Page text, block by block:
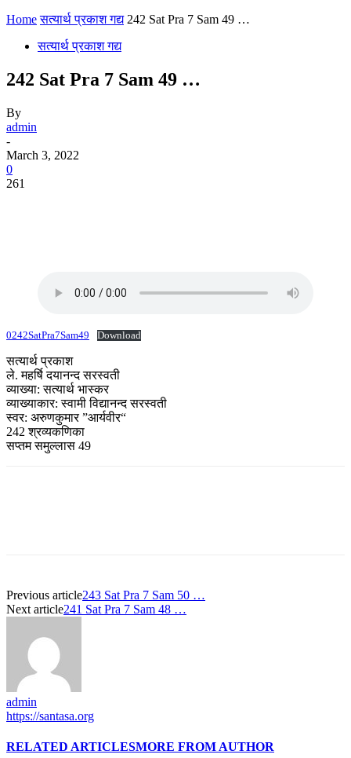
Home सत्यार्थ प्रकाश गद्य 242 Sat Pra 7 Sam 49 …
सत्यार्थ प्रकाश गद्य
242 Sat Pra 7 Sam 49 …
By
admin
-
March 3, 2022
0
261
0242SatPra7Sam49 Download
सत्यार्थ प्रकाश
ले. महर्षि दयानन्द सरस्वती
व्याख्या: सत्यार्थ भास्कर
व्याख्याकार: स्वामी विद्यानन्द सरस्वती
स्वर: अरुणकुमार ”आर्यवीर“
242 श्रव्यकणिका
सप्तम समुल्लास 49
Previous article243 Sat Pra 7 Sam 50 …
Next article241 Sat Pra 7 Sam 48 …
admin
https://santasa.org
RELATED ARTICLESMORE FROM AUTHOR